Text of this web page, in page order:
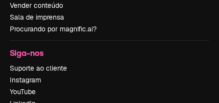
Vender conteúdo
Sala de imprensa
Procurando por magnific.ai?
Siga-nos
Suporte ao cliente
Instagram
YouTube